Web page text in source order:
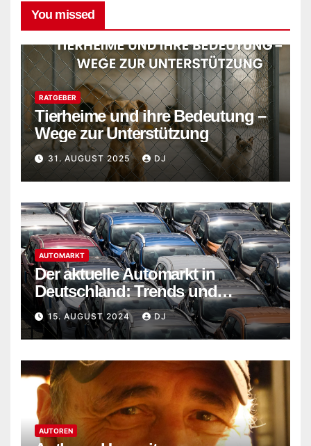
You missed
RATGEBER
Tierheime und ihre Bedeutung –
Wege zur Unterstützung
31. AUGUST 2025 DJ
AUTOMARKT
Der aktuelle Automarkt in
Deutschland: Trends und
Entwicklungen im Jahr 2024
15. AUGUST 2024 DJ
AUTOREN